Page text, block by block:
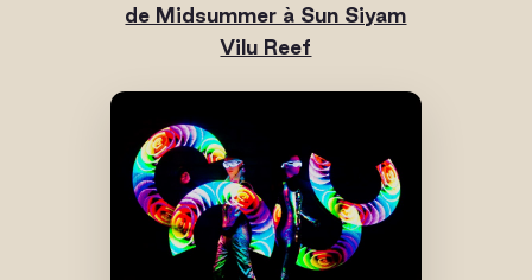
de Midsummer à Sun Siyam
Vilu Reef